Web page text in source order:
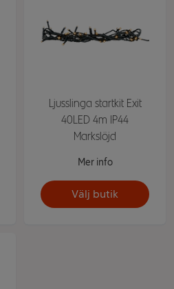
Ljusslinga startkit Exit
40LED 4m IP44
Markslöjd
Mer info
Välj butik